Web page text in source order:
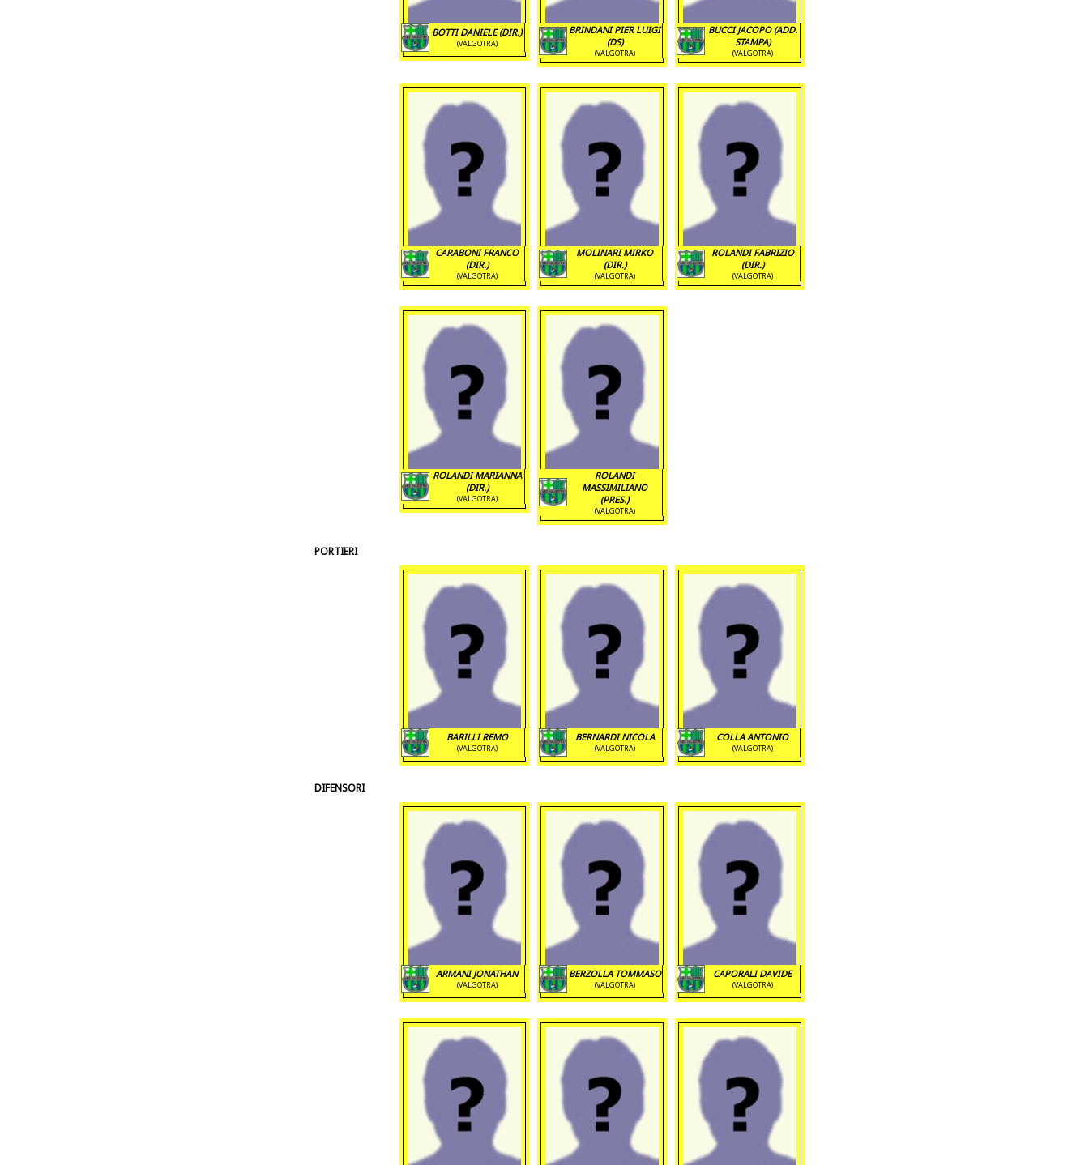
BOTTI DANIELE (DIR.)
(VALGOTRA)
BRINDANI PIER LUIGI
(DS)
(VALGOTRA)
BUCCI JACOPO (ADD.
STAMPA)
(VALGOTRA)
CARABONI FRANCO
(DIR.)
(VALGOTRA)
MOLINARI MIRKO
(DIR.)
(VALGOTRA)
ROLANDI FABRIZIO
(DIR.)
(VALGOTRA)
ROLANDI MARIANNA
(DIR.)
(VALGOTRA)
ROLANDI
MASSIMILIANO
(PRES.)
(VALGOTRA)
PORTIERI
BARILLI REMO
(VALGOTRA)
BERNARDI NICOLA
(VALGOTRA)
COLLA ANTONIO
(VALGOTRA)
DIFENSORI
ARMANI JONATHAN
(VALGOTRA)
BERZOLLA TOMMASO
(VALGOTRA)
CAPORALI DAVIDE
(VALGOTRA)